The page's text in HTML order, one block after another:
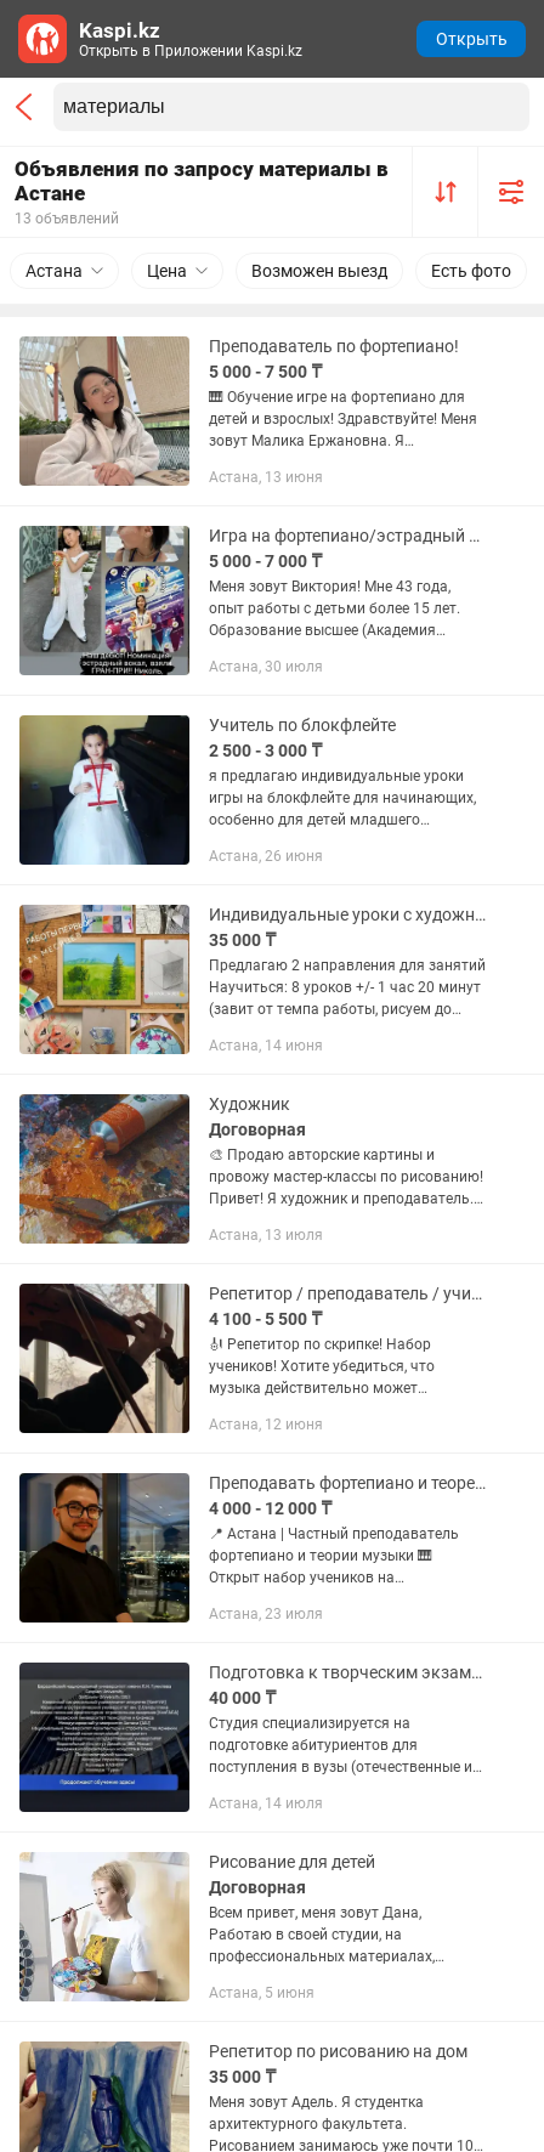
Объявления по запросу материалы в
Астане
13 объявлений
Астана Цена Возможен выезд Есть фото
Преподаватель по фортепиано!
5 000 - 7 500 ₸
🎹 Обучение игре на фортепиано для
детей и взрослых! Здравствуйте! Меня
зовут Малика Ержановна. Я
опытом работы более 9 лет. Объясняю
Астана, 13 июня
Игра на фортепиано/эстрадный вокал/сольфеджио
5 000 - 7 000 ₸
Меня зовут Виктория! Мне 43 года,
опыт работы с детьми более 15 лет.
Образование высшее (Академия
для ДОШКОЛЬНИКОВ(5-7лет): На
Астана, 30 июля
Учитель по блокфлейте
2 500 - 3 000 ₸
я предлагаю индивидуальные уроки
игры на блокфлейте для начинающих,
особенно для детей младшего
музыкальную школу с отличием и в
заниматься...
Астана, 26 июня
Индивидуальные уроки с художником
35 000 ₸
Предлагаю 2 направления для занятий
Научиться: 8 уроков +/- 1 час 20 минут
(завит от темпа работы, рисуем до
Пробный 3000 тенге. Релакс: 8 уроков
Астана, 14 июня
Художник
Договорная
🎨 Продаю авторские картины и
провожу мастер-классы по рисованию!
Привет! Я художник и преподаватель.
уникальной картиной или научиться
Астана, 13 июля
Репетитор / преподаватель / учитель по скрипке
4 100 - 5 500 ₸
🎻 Репетитор по скрипке! Набор
учеников! Хотите убедиться, что
музыка действительно может
хотите закрыть свой гештальт? А
вашего...
Астана, 12 июня
Преподавать фортепиано и теоретических дисциплин
4 000 - 12 000 ₸
📍 Астана | Частный преподаватель
фортепиано и теории музыки 🎹
Открыт набор учеников на
фортепиано, а также на репетиторство
Работаю с детьми...
Астана, 23 июля
Подготовка к творческим экзаменам. Рисование
40 000 ₸
Студия специализируется на
подготовке абитуриентов для
поступления в вузы (отечественные и
специальности, где необходимо
Материалы,...
Астана, 14 июля
Рисование для детей
Договорная
Всем привет, меня зовут Дана,
Работаю в своей студии, на
профессиональных материалах,
акварелью, гуашью, акрилом,
взрослые....
Астана, 5 июня
Репетитор по рисованию на дом
35 000 ₸
Меня зовут Адель. Я студентка
архитектурного факультета.
Рисованием занимаюсь уже почти 10
Kaspi.kz
Открыть в Приложении Kaspi.kz
Открыть